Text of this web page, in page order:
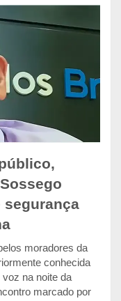
segurança
moradores da
conhecida
na noite da
marcado por